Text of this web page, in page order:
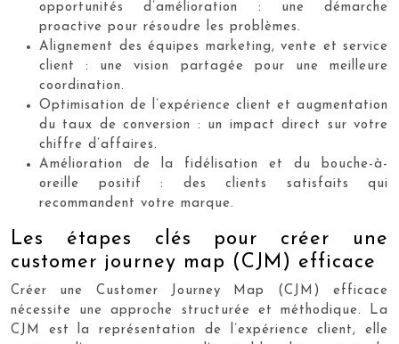
opportunités d’amélioration : une démarche
proactive pour résoudre les problèmes.
Alignement des équipes marketing, vente et service
client : une vision partagée pour une meilleure
coordination.
Optimisation de l’expérience client et augmentation
du taux de conversion : un impact direct sur votre
chiffre d’affaires.
Amélioration de la fidélisation et du bouche-à-
oreille positif : des clients satisfaits qui
recommandent votre marque.
Les étapes clés pour créer une
customer journey map (CJM) efficace
Créer une Customer Journey Map (CJM) efficace
nécessite une approche structurée et méthodique. La
CJM est la représentation de l’expérience client, elle